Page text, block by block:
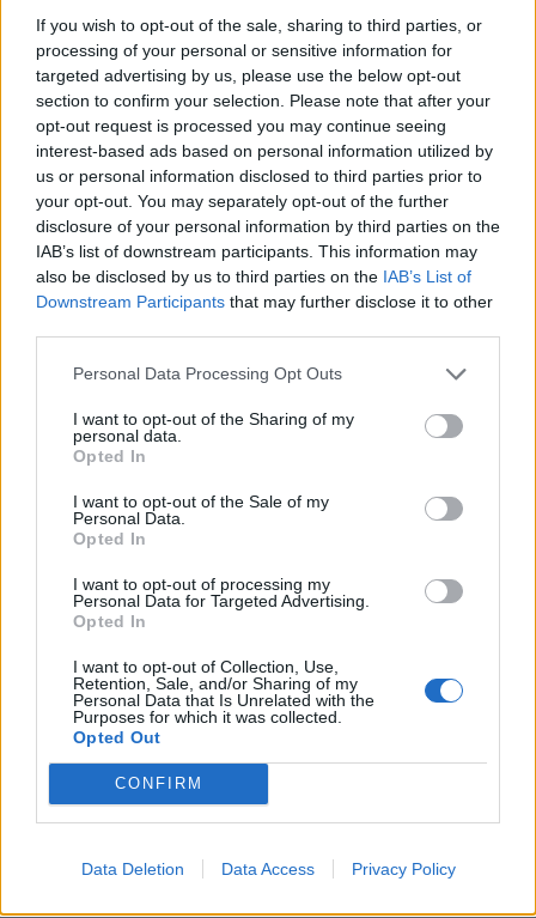
If you wish to opt-out of the sale, sharing to third parties, or
processing of your personal or sensitive information for
targeted advertising by us, please use the below opt-out
section to confirm your selection. Please note that after your
opt-out request is processed you may continue seeing
interest-based ads based on personal information utilized by
us or personal information disclosed to third parties prior to
your opt-out. You may separately opt-out of the further
disclosure of your personal information by third parties on the
IAB’s list of downstream participants. This information may
also be disclosed by us to third parties on the IAB’s List of
Downstream Participants that may further disclose it to other
Personal Data Processing Opt Outs
I want to opt-out of the Sharing of my
personal data.
Opted In
I want to opt-out of the Sale of my
Personal Data.
Opted In
I want to opt-out of processing my
Personal Data for Targeted Advertising.
Opted In
I want to opt-out of Collection, Use,
Retention, Sale, and/or Sharing of my
Personal Data that Is Unrelated with the
Purposes for which it was collected.
Opted Out
CONFIRM
Data Deletion Data Access Privacy Policy
οποίους και συμμετέχει.
Περαιτέρω, ο όμιλος προχωρά στην ολοκλήρωση της
εξαγοράς πλειοψηφικού ποσοστού της εταιρείας
ΕΝΤΕΛΕΧΕΙΑ, η οποία αναμένεται να ολοκληρωθεί τον
Οκτώβριο του 2025, υλοποιεί τον σχεδιασμό του για
τον κλάδο των ΑΠΕ, έχει ενισχύσει τον κλάδο του
Facility Management με στόχο τη δημιουργία ενός
ολοκληρωμένου one-stop-shop για τη διαχείριση
εγκαταστάσεων μέσω της εξαγορά ποσοστού 55% του
ομίλου Oceanic, και αξιολογεί τις δυνατότητες
περαιτέρω ανάπτυξης του κλάδου ακινήτων.
Εταιρικός μετασχηματισμός
Ο όμιλος ολοκληρώνει τον εταιρικό του
μετασχηματισμό. Ήδη, έχει ολοκληρωθεί η απόσχιση
των κλάδων κατασκευών (AKTOR Κατασκευές) και
Παράλληλα, αναμένεται να ολοκληρωθούν στο
επόμενο διάστημα οι αποσχίσεις των κλάδων
ακινήτων (AKTOR Real Estate), ΑΠΕ (AKTOR
Renewables) και Διαχείρισης Εγκαταστάσεων (AKTOR
Facility Management), αντίστοιχα. Η νέα
καθετοποιημένη οργανωτική δομή του ομίλου θα
συμβάλλει στην καλύτερη λειτουργία και την
ψηφιοποίηση των διαδικασιών του.